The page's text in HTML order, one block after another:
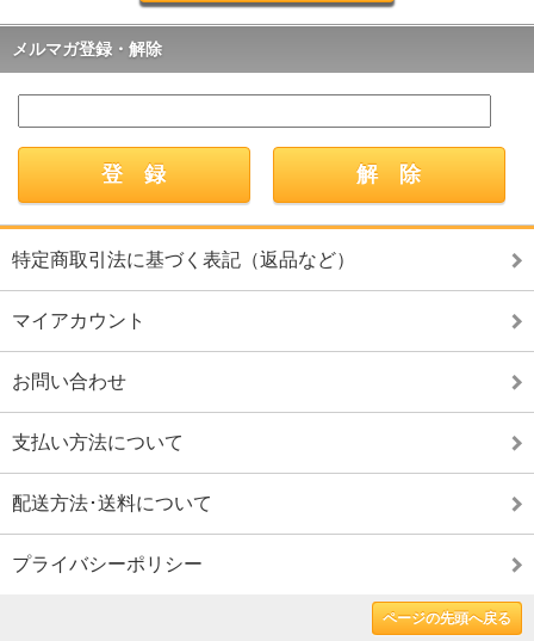
メルマガ登録・解除
特定商取引法に基づく表記（返品など）
マイアカウント
お問い合わせ
支払い方法について
配送方法･送料について
プライバシーポリシー
ページの先頭へ戻る